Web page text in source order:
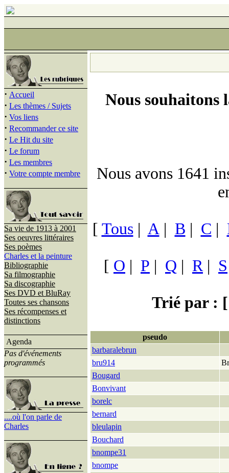
· Accueil
· Les thèmes / Sujets
· Vos liens
· Recommander ce site
· Le Hit du site
· Le forum
· Les membres
· Votre compte membre
Sa vie de 1913 à 2001
Ses oeuvres littéraires
Ses poèmes
Charles et la peinture
Bibliographie
Sa filmographie
Sa discographie
Ses DVD et BluRay
Toutes ses chansons
Ses récompenses et
distinctions
Agenda
Pas d'événements
programmés
....où l'on parle de
Charles
Nous souhaitons
Nous avons 1641
[ Tous| A| B | C |
[ O | P | Q | R| S
Trié par : [
pseudo
barbaralebrun
bru914
Bougard
Bonvivant
borelc
bernard
bleulapin
Bouchard
bnompe31
bnompe